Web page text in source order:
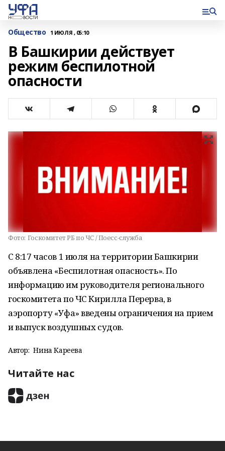
Общество 1 ИЮЛЯ , 05:10
В Башкирии действует
режим беспилотной
опасности
Фото: Госкомитет РБ по ЧС / Поесс-служба
С 8:17 часов 1 июля на территории Башкирии
объявлена «Беспилотная опасность». По
информацию им руководителя регионального
госкомитета по ЧС Кирилла Перерва, в
аэропорту «Уфа» введены ограничения на прием
и выпуск воздушных судов.
Автор: Нина Кареева
Читайте нас